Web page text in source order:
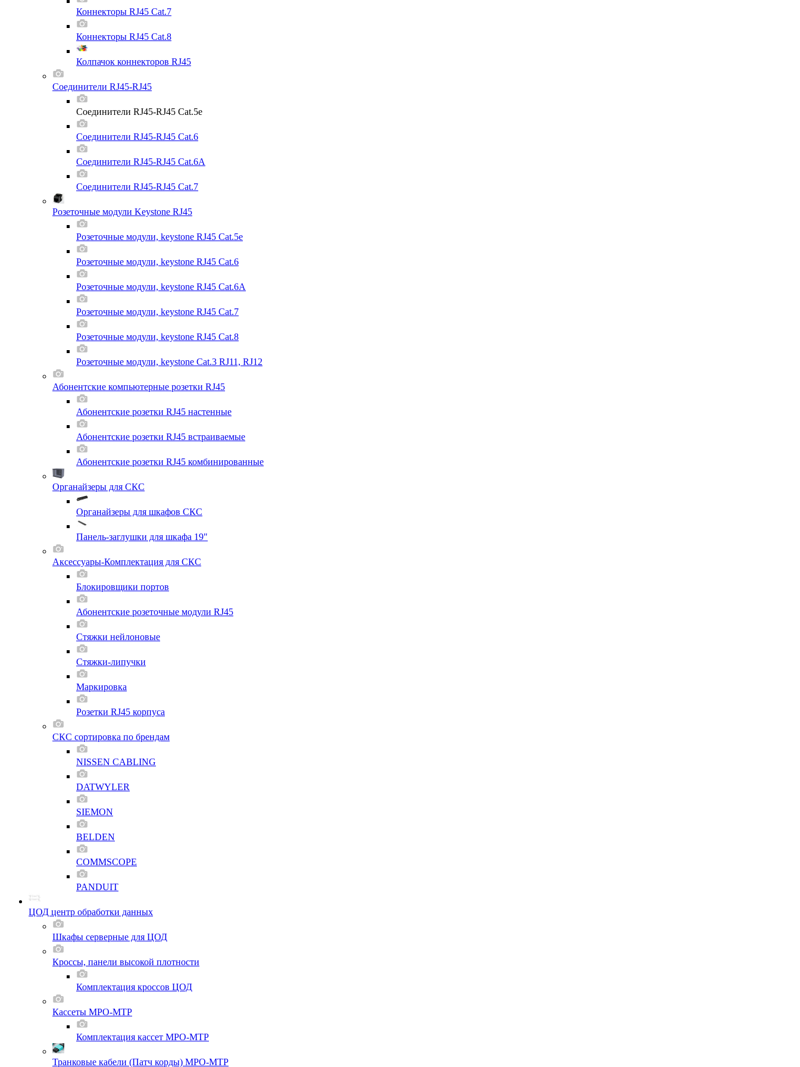
Коннекторы RJ45 Cat.7
Коннекторы RJ45 Cat.8
Колпачок коннекторов RJ45
Соединители RJ45-RJ45
Соединители RJ45-RJ45 Cat.5e
Соединители RJ45-RJ45 Cat.6
Соединители RJ45-RJ45 Cat.6A
Соединители RJ45-RJ45 Cat.7
Розеточные модули Keystone RJ45
Розеточные модули, keystone RJ45 Cat.5e
Розеточные модули, keystone RJ45 Cat.6
Розеточные модули, keystone RJ45 Cat.6A
Розеточные модули, keystone RJ45 Cat.7
Розеточные модули, keystone RJ45 Cat.8
Розеточные модули, keystone Cat.3 RJ11, RJ12
Абонентские компьютерные розетки RJ45
Абонентские розетки RJ45 настенные
Абонентские розетки RJ45 встраиваемые
Абонентские розетки RJ45 комбинированные
Органайзеры для СКС
Органайзеры для шкафов СКС
Панель-заглушки для шкафа 19"
Аксессуары-Комплектация для СКС
Блокировщики портов
Абонентские розеточные модули RJ45
Стяжки нейлоновые
Стяжки-липучки
Маркировка
Розетки RJ45 корпуса
СКС сортировка по брендам
NISSEN CABLING
DATWYLER
SIEMON
BELDEN
COMMSCOPE
PANDUIT
ЦОД центр обработки данных
Шкафы серверные для ЦОД
Кроссы, панели высокой плотности
Комплектация кроссов ЦОД
Кассеты MPO-MTP
Комплектация кассет MPO-MTP
Транковые кабели (Патч корды) MPO-MTP